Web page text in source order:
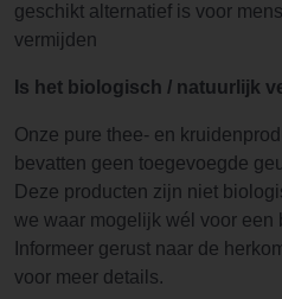
geschikt alternatief is voor
vermijden
Is het biologisch / natuurlijk
Onze pure thee- en
bevatten geen toegevoegde
Deze producten zijn niet
we waar mogelijk wél voor een
Informeer gerust naar de
voor meer details.